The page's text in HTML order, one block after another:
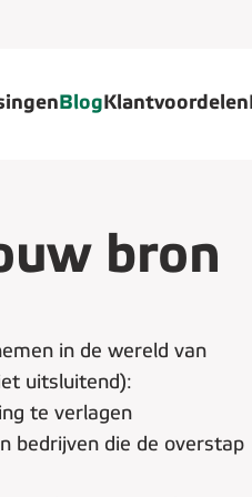
Blog Klantvoordelen
bron
in de wereld van
uitsluitend):
te verlagen
bedrijven die de overstap